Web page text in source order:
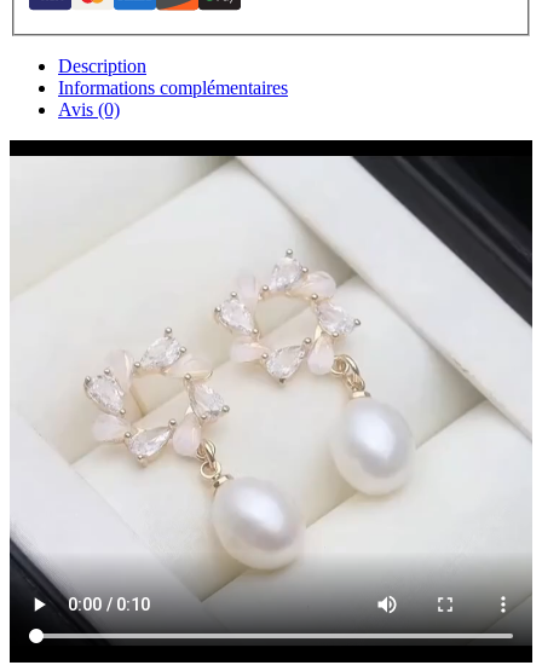
Description
Informations complémentaires
Avis (0)